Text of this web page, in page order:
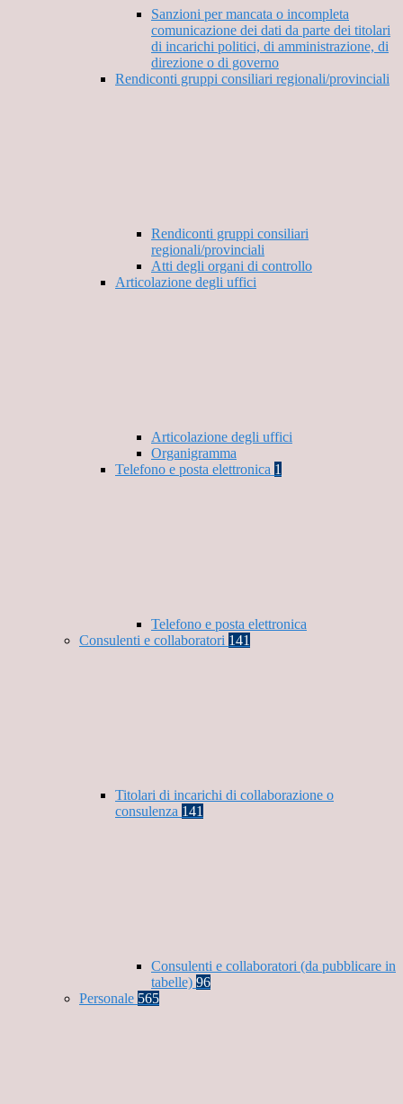
Sanzioni per mancata o incompleta
comunicazione dei dati da parte dei titolari
di incarichi politici, di amministrazione, di
direzione o di governo
Rendiconti gruppi consiliari regionali/provinciali
Rendiconti gruppi consiliari
regionali/provinciali
Atti degli organi di controllo
Articolazione degli uffici
Articolazione degli uffici
Organigramma
Telefono e posta elettronica 1
Telefono e posta elettronica
Consulenti e collaboratori 141
Titolari di incarichi di collaborazione o
consulenza 141
Consulenti e collaboratori (da pubblicare in
tabelle) 96
Personale 565